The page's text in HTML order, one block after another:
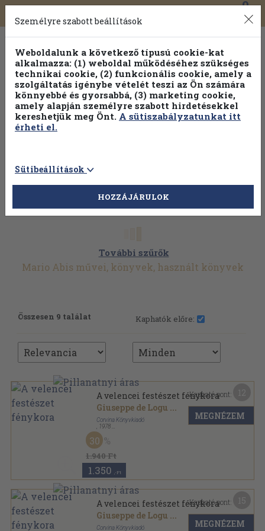
Toggle
navigation
0
További szűrők
Mario Abis művei, könyvek, használt könyvek
Összesen 9 találat Kaphatók előre:
A velencei festészet fénykora
Giuseppe de Logu ...
Corvina Könyvkiadó
1978
Vászon
1.940 Ft
30
1.350 ,-Ft
Kapható pont:
MEGNÉZEM
A velencei festészet fénykora
Giuseppe de Logu ...
Corvina Könyvkiadó
Kapható pont:
MEGNÉZEM
Személyre szabott beállítások
Weboldalunk a következő típusú cookie-kat
alkalmazza: (1) weboldal működéséhez szükséges
technikai cookie, (2) funkcionális cookie, amely a
szolgáltatás igénybe vételét teszi az Ön számára
könnyebbé és gyorsabbá, (3) marketing cookie,
amely alapján személyre szabott hirdetésekkel
kereshetjük meg Önt. A sütiszabályzatunkat itt
érheti el.
Sütibeállítások
HOZZÁJÁRULOK